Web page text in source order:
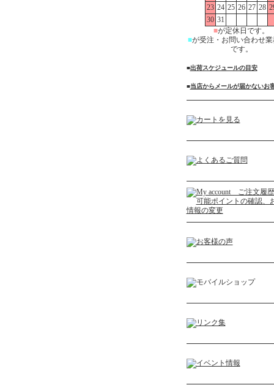
23 24 25 26 27 28
30 31
■が定休日です。
■が受注・お問い合わせ
です。
■出荷スケジュールの目安
■当店からメールが届かないお